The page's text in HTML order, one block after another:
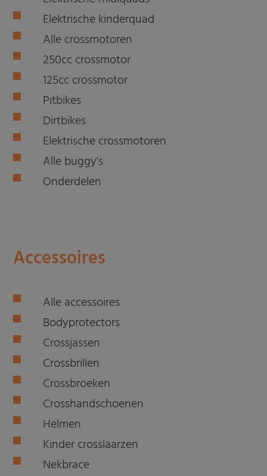
Elektrische kinderquad
Alle crossmotoren
250cc crossmotor
125cc crossmotor
Pitbikes
Dirtbikes
Elektrische crossmotoren
Alle buggy's
Onderdelen
Accessoires
Alle accessoires
Bodyprotectors
Crossjassen
Crossbrillen
Crossbroeken
Crosshandschoenen
Helmen
Kinder crosslaarzen
Nekbrace